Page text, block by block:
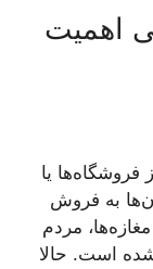
اهمیت
فروشگاه‌ها یا
به فروش
مردم
شده است. حالا